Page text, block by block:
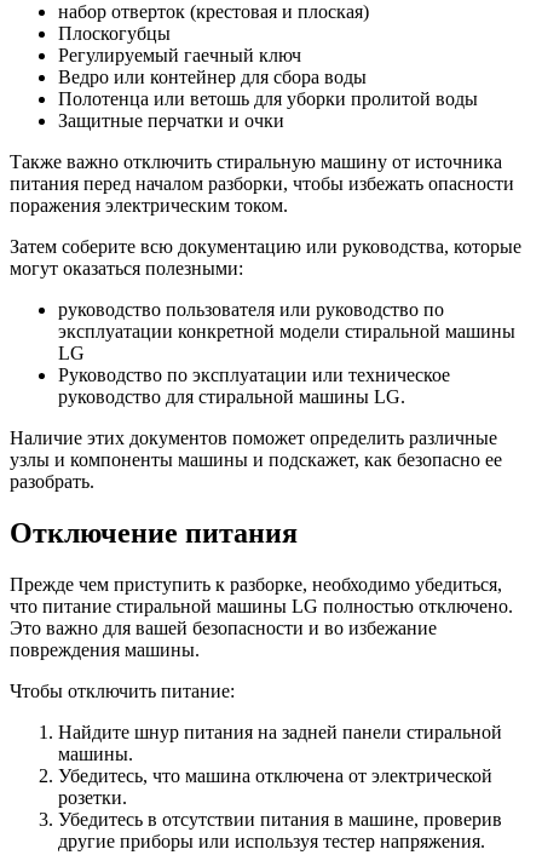
набор отверток (крестовая и плоская)
Плоскогубцы
Регулируемый гаечный ключ
Ведро или контейнер для сбора воды
Полотенца или ветошь для уборки пролитой воды
Защитные перчатки и очки
Также важно отключить стиральную машину от источника
питания перед началом разборки, чтобы избежать опасности
поражения электрическим током.
Затем соберите всю документацию или руководства, которые
могут оказаться полезными:
руководство пользователя или руководство по
эксплуатации конкретной модели стиральной машины
LG
Руководство по эксплуатации или техническое
руководство для стиральной машины LG.
Наличие этих документов поможет определить различные
узлы и компоненты машины и подскажет, как безопасно ее
разобрать.
Отключение питания
Прежде чем приступить к разборке, необходимо убедиться,
что питание стиральной машины LG полностью отключено.
Это важно для вашей безопасности и во избежание
повреждения машины.
Чтобы отключить питание:
Найдите шнур питания на задней панели стиральной
машины.
Убедитесь, что машина отключена от электрической
розетки.
Убедитесь в отсутствии питания в машине, проверив
другие приборы или используя тестер напряжения.